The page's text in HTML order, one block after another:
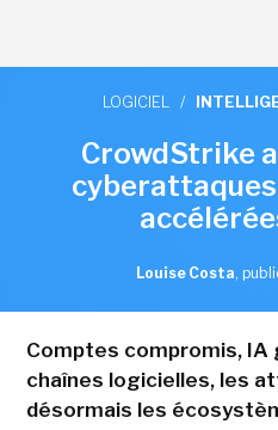
LOGICIEL /
CrowdStrike
Louise Costa,
Comptes compromis,
chaînes logicielles, les
désormais les